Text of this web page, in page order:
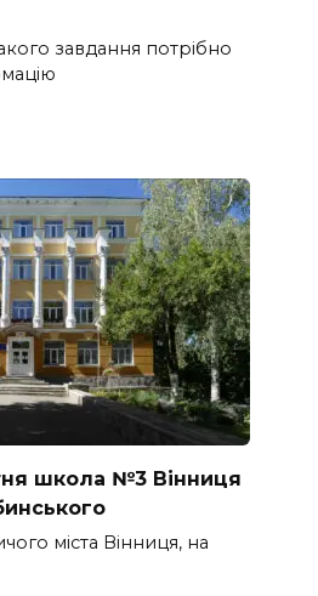
завдання потрібно
школа №3 Вінниця
міста Вінниця, на